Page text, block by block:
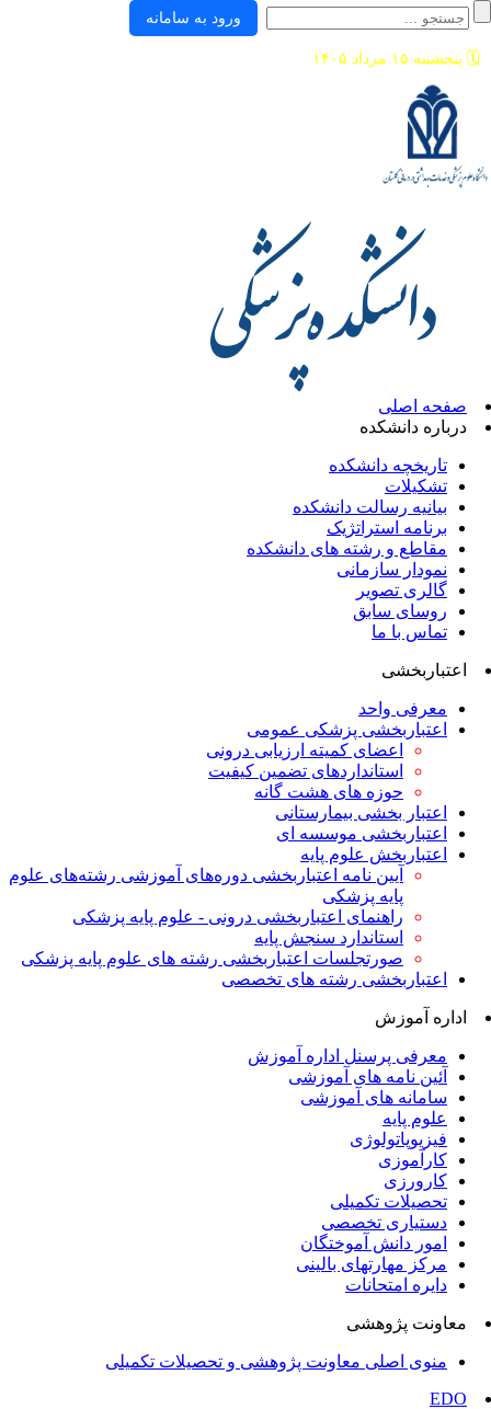
ورود به سامانه
🗓️پنجشنبه ۱۵ مرداد ۱۴۰۵
صفحه اصلی
درباره دانشکده
تاریخچه دانشکده
تشکیلات
بیانیه رسالت دانشکده
برنامه استراتژیک
مقاطع و رشته های دانشکده
نمودار سازمانی
گالری تصویر
روسای سابق
تماس با ما
اعتباربخشی
معرفی واحد
اعتباربخشی پزشکی عمومی
اعضای کمیته ارزیابی درونی
استانداردهای تضمین کیفیت
حوزه های هشت گانه
اعتبار بخشی بیمارستانی
اعتباربخشی موسسه ای
اعتباربخش علوم پایه
آیین نامه اعتباربخشی دوره‌های آموزشی رشته‌های علوم
پایه پزشکی
راهنمای اعتباربخشی درونی - علوم پایه پزشکی
استاندارد سنجش پایه
صورتجلسات اعتباربخشی رشته های علوم پایه پزشکی
اعتباربخشی رشته های تخصصی
اداره آموزش
معرفی پرسنل اداره آموزش
آئین نامه های آموزشی
سامانه های آموزشی
علوم پایه
فیزیوپاتولوژی
کارآموزی
کارورزی
تحصیلات تکمیلی
دستیاری تخصصی
امور دانش آموختگان
مرکز مهارتهای بالینی
دایره امتحانات
معاونت پژوهشی
منوی اصلی معاونت پژوهشی و تحصیلات تکمیلی
EDO